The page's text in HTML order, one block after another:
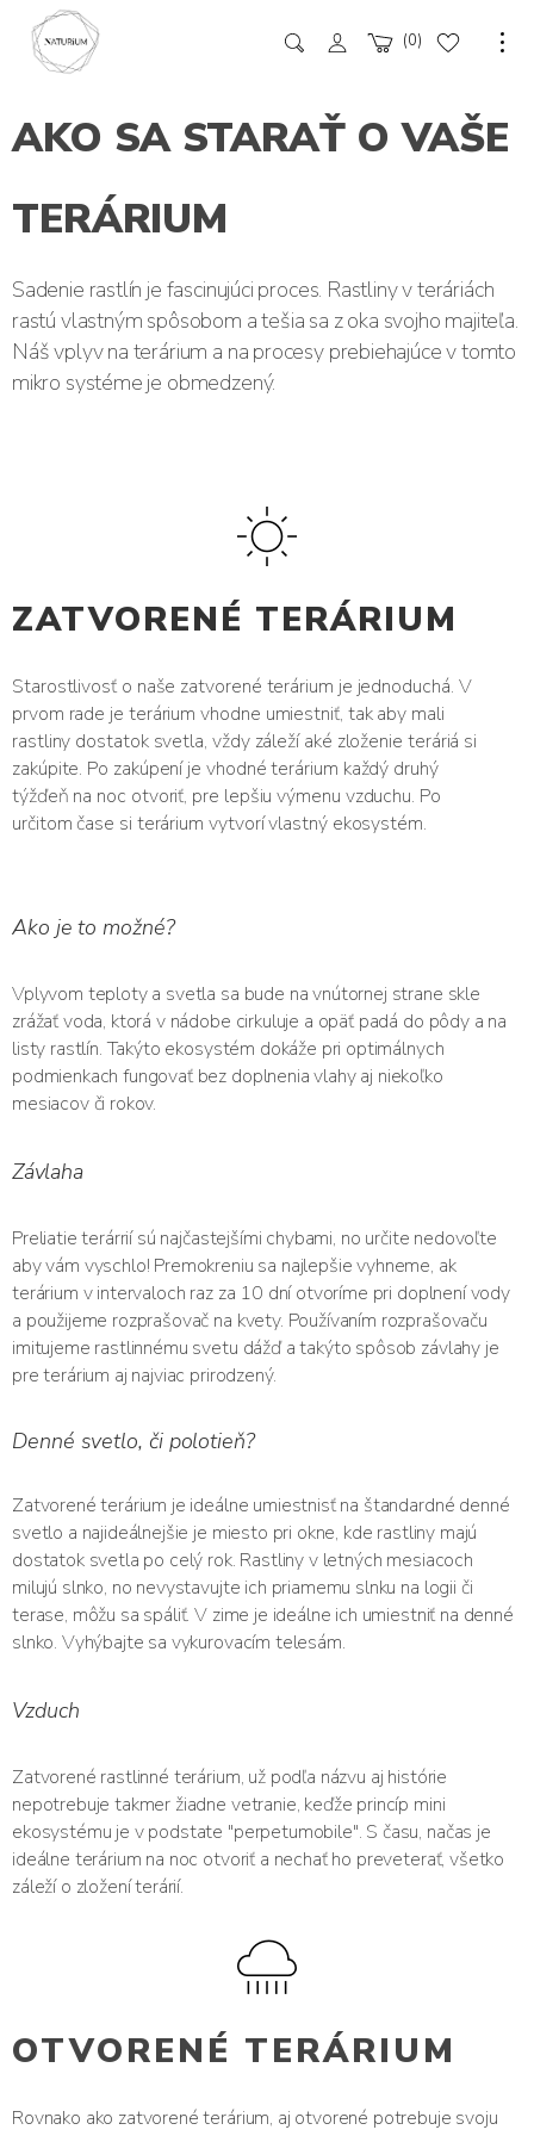
0
AKO SA STARAŤ O VAŠE
TERÁRIUM
Sadenie rastlín je fascinujúci proces. Rastliny v teráriách
rastú vlastným spôsobom a tešia sa z oka svojho majiteľa.
Náš vplyv na terárium a na procesy prebiehajúce v tomto
mikro systéme je obmedzený.
ZATVORENÉ TERÁRIUM
Starostlivosť o naše zatvorené terárium je jednoduchá. V
prvom rade je terárium vhodne umiestniť, tak aby mali
rastliny dostatok svetla, vždy záleží aké zloženie teráriá si
zakúpite. Po zakúpení je vhodné terárium každý druhý
týžďeň na noc otvoriť, pre lepšiu výmenu vzduchu. Po
určitom čase si terárium vytvorí vlastný ekosystém.
Ako je to možné?
Vplyvom teploty a svetla sa bude na vnútornej strane skle
zrážať voda, ktorá v nádobe cirkuluje a opäť padá do pôdy a na
listy rastlín. Takýto ekosystém dokáže pri optimálnych
podmienkach fungovať bez doplnenia vlahy aj niekoľko
mesiacov či rokov.
Závlaha
Preliatie terárrií sú najčastejšími chybami, no určite nedovoľte
aby vám vyschlo! Premokreniu sa najlepšie vyhneme, ak
terárium v intervaloch raz za 10 dní otvoríme pri doplnení vody
a použijeme rozprašovač na kvety. Používaním rozprašovaču
imitujeme rastlinnému svetu dážď a takýto spôsob závlahy je
pre terárium aj najviac prirodzený.
Denné svetlo, či polotieň?
Zatvorené terárium je ideálne umiestnisť na štandardné denné
svetlo a najideálnejšie je miesto pri okne, kde rastliny majú
dostatok svetla po celý rok. Rastliny v letných mesiacoch
milujú slnko, no nevystavujte ich priamemu slnku na logii či
terase, môžu sa spáliť. V zime je ideálne ich umiestniť na denné
slnko. Vyhýbajte sa vykurovacím telesám.
Vzduch
Zatvorené rastlinné terárium, už podľa názvu aj histórie
nepotrebuje takmer žiadne vetranie, keďže princíp mini
ekosystému je v podstate "perpetumobile". S času, načas je
ideálne terárium na noc otvoriť a nechať ho preveterať, všetko
záleží o zložení terárií.
OTVORENÉ TERÁRIUM
Rovnako ako zatvorené terárium, aj otvorené potrebuje svoju